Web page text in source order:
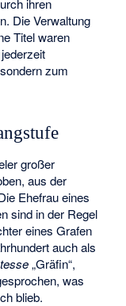
ihren
Die Verwaltung
Titel waren
zum
großer
aus der
Ehefrau eines
sind in der Regel
eines Grafen
auch als
„Gräfin“,
was
blieb.